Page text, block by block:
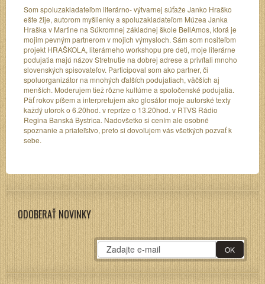
Som spoluzakladateľom literárno- výtvarnej súťaže Janko Hraško
ešte žije, autorom myšlienky a spoluzakladateľom Múzea Janka
Hraška v Martine na Súkromnej základnej škole BellAmos, ktorá je
mojim pevným partnerom v mojich výmysloch. Sám som nositeľom
projekt HRAŠKOLA, literárneho workshopu pre deti, moje literárne
podujatia majú názov Stretnutie na dobrej adrese a privítali mnoho
slovenských spisovateľov. Participoval som ako partner, či
spoluorganizátor na mnohých ďalších podujatiach, väčších aj
menších. Moderujem tiež rôzne kultúrne a spoločenské podujatia.
Päť rokov píšem a interpretujem ako glosátor moje autorské texty
každý utorok o 6.20hod. v repríze o 13.20hod. v RTVS Rádio
Regina Banská Bystrica. Nadovšetko si cením ale osobné
spoznanie a priateľstvo, preto si dovoľujem vás všetkých pozvať k
sebe.
ODOBERAŤ NOVINKY